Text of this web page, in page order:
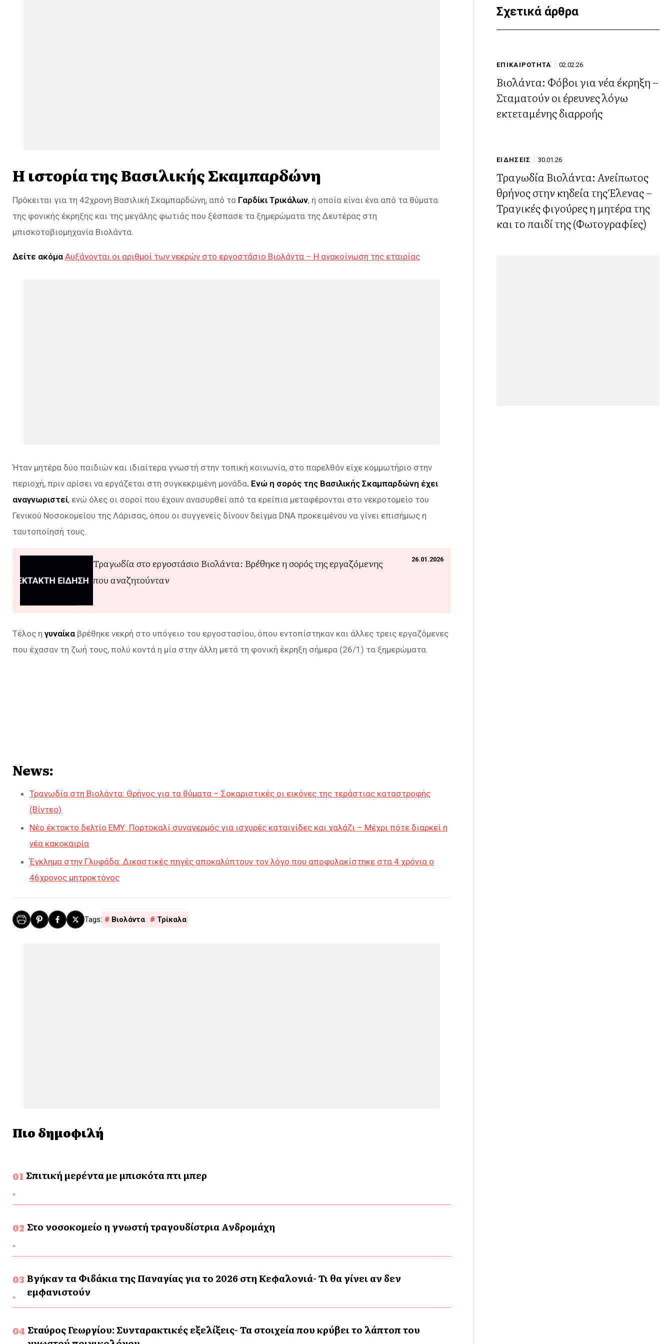
Η ιστορία της Βασιλικής Σκαμπαρδώνη
Πρόκειται για τη 42χρονη Βασιλική Σκαμπαρδώνη, από το Γαρδίκι Τρικάλων, η οποία είναι ένα από τα θύματα
της φονικής έκρηξης και της μεγάλης φωτιάς που ξέσπασε τα ξημερώματα της Δευτέρας στη
μπισκοτοβιομηχανία Βιολάντα.
Δείτε ακόμα Αυξάνονται οι αριθμοί των νεκρών στο εργοστάσιο Βιολάντα – Η ανακοίνωση της εταιρίας
Ήταν μητέρα δύο παιδιών και ιδιαίτερα γνωστή στην τοπική κοινωνία, στο παρελθόν είχε κομμωτήριο στην
περιοχή, πριν αρίσει να εργάζεται στη συγκεκριμένη μονάδα. Ενώ η σορός της Βασιλικής Σκαμπαρδώνη έχει
αναγνωριστεί, ενώ όλες οι σοροί που έχουν ανασυρθεί από τα ερείπια μεταφέρονται στο νεκροτομείο του
Γενικού Νοσοκομείου της Λάρισας, όπου οι συγγενείς δίνουν δείγμα DNA προκειμένου να γίνει επισήμως η
ταυτοποίησή τους.
26.01.2026
Τραγωδία στο εργοστάσιο Βιολάντα: Βρέθηκε η σορός της εργαζόμενης
που αναζητούνταν
Τέλος η γυναίκα βρέθηκε νεκρή στο υπόγειο του εργοστασίου, όπου εντοπίστηκαν και άλλες τρεις εργαζόμενες
που έχασαν τη ζωή τους, πολύ κοντά η μία στην άλλη μετά τη φονική έκρηξη σήμερα (26/1) τα ξημερώματα.
News:
Τραγωδία στη Βιολάντα: Θρήνος για τα θύματα – Σοκαριστικές οι εικόνες της τεράστιας καταστροφής
(Βίντεο)
Νέο έκτακτο δελτίο ΕΜΥ: Πορτοκαλί συναγερμός για ισχυρές καταιγίδες και χαλάζι – Μέχρι πότε διαρκεί η
νέα κακοκαιρία
Έγκλημα στην Γλυφάδα: Δικαστικές πηγές αποκαλύπτουν τον λόγο που αποφυλακίστηκε στα 4 χρόνια ο
46χρονος μητροκτόνος
Βιολάντα Τρίκαλα
Πιο δημοφιλή
Σπιτική μερέντα με μπισκότα πτι μπερ
Στο νοσοκομείο η γνωστή τραγουδίστρια Ανδρομάχη
Βγήκαν τα Φιδάκια της Παναγίας για το 2026 στη Κεφαλονιά- Τι θα γίνει αν δεν
εμφανιστούν
Σταύρος Γεωργίου: Συνταρακτικές εξελίξεις- Τα στοιχεία που κρύβει το λάπτοπ του
Σχετικά άρθρα
ΕΠΙΚΑΙΡΟΤΗΤΑ 02.02.26
Βιολάντα: Φόβοι για νέα έκρηξη –
Σταματούν οι έρευνες λόγω
εκτεταμένης διαρροής
ΕΙΔΗΣΕΙΣ 30.01.26
Τραγωδία Βιολάντα: Ανείπωτος
θρήνος στην κηδεία της Έλενας –
Τραγικές φιγούρες η μητέρα της
και το παιδί της (Φωτογραφίες)